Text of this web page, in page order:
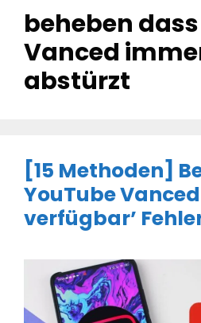
beheben
Vanced
abstürzt
[15 Methoden]
YouTube
verfügbar’